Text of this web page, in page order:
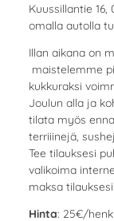
Kuussillantie 16,
omalla autolla
Illan aikana on
maistelemme
kukkuraksi
Joulun alla ja
tilata myös
terriiinejä,
Tee tilauksesi
valikoima
maksa
Hinta: 25€/